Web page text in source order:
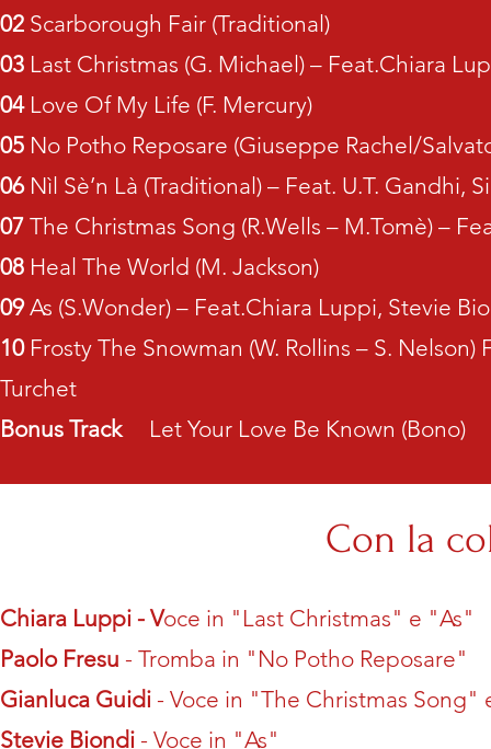
02 Scarborough Fair (Traditional)
03 Last Christmas (G. Michael) – Feat.Chiara
04 Love Of My Life (F. Mercury)
05 No Potho Reposare (Giuseppe Rachel/
06 Nìl Sè’n Là (Traditional) – Feat. U.T. Gandhi,
07 The Christmas Song (R.Wells – M.Tomè) –
08 Heal The World (M. Jackson)
09As (S.Wonder) – Feat.Chiara Luppi, Stevie
10 Frosty The Snowman (W. Rollins – S.
Turchet
Bonus TrackLet Your Love Be Known (Bono)
Con la
Chiara Luppi - Voce in "Last Christmas" e "As"
Paolo Fresu - Tromba in "No Potho Reposare"
Gianluca Guidi - Voce in "The Christmas
Stevie Biondi - Voce in "As"